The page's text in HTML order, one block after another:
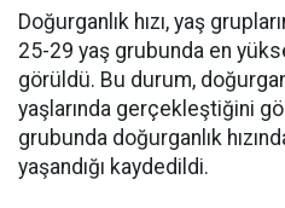
Doğurganlık hızı, yaş
25-29 yaş grubunda en
görüldü. Bu durum,
yaşlarında gerçekleştiğini
grubunda doğurganlık
yaşandığı kaydedildi.